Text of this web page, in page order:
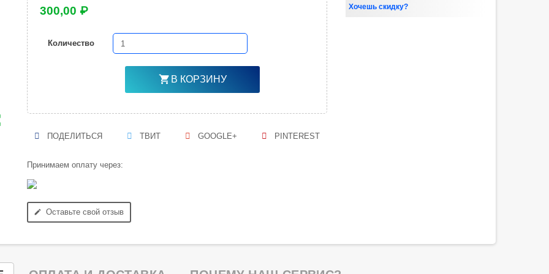
300,00 ₽
Количество
shopping_cart В КОРЗИНУ
ПОДЕЛИТЬСЯ ТВИТ GOOGLE+ PINTEREST
Принимаем оплату через:
edit Оставьте свой отзыв
Хочешь скидку?